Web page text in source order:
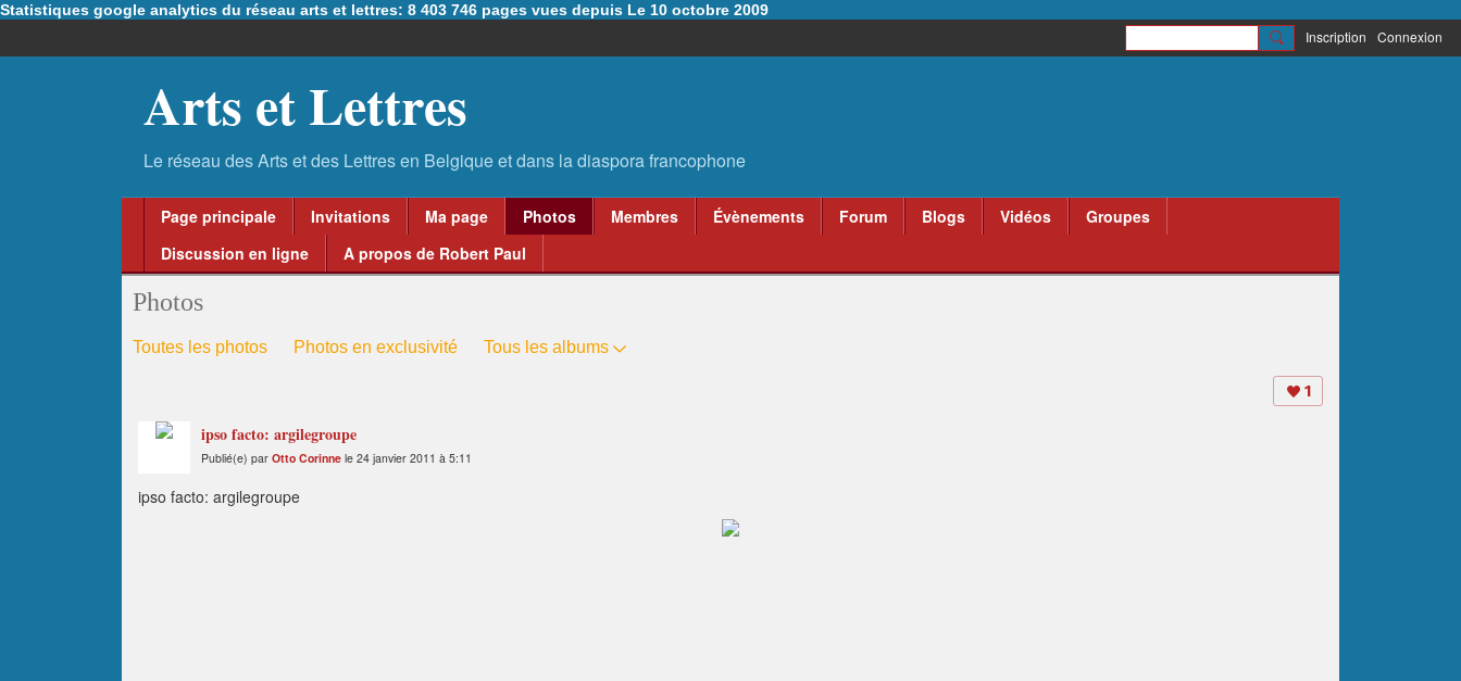
Statistiques google analytics du réseau arts et lettres: 8 403 746 pages vues depuis Le 10 octobre 2009
Inscription Connexion
Arts et Lettres
Page principale Invitations Ma page Photos Membres Évènements Forum Blogs Vidéos
Groupes
Discussion en ligne
A propos de Robert Paul
Photos
Toutes les photos Photos en exclusivité Tous les albums
1
ipso facto: argilegroupe
Publié(e) par Otto Corinne le 24 janvier 2011 à 5:11
ipso facto: argilegroupe